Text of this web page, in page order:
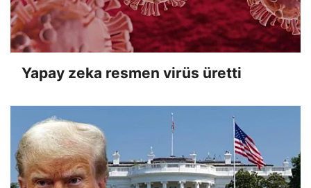
Yapay zeka resmen virüs üretti